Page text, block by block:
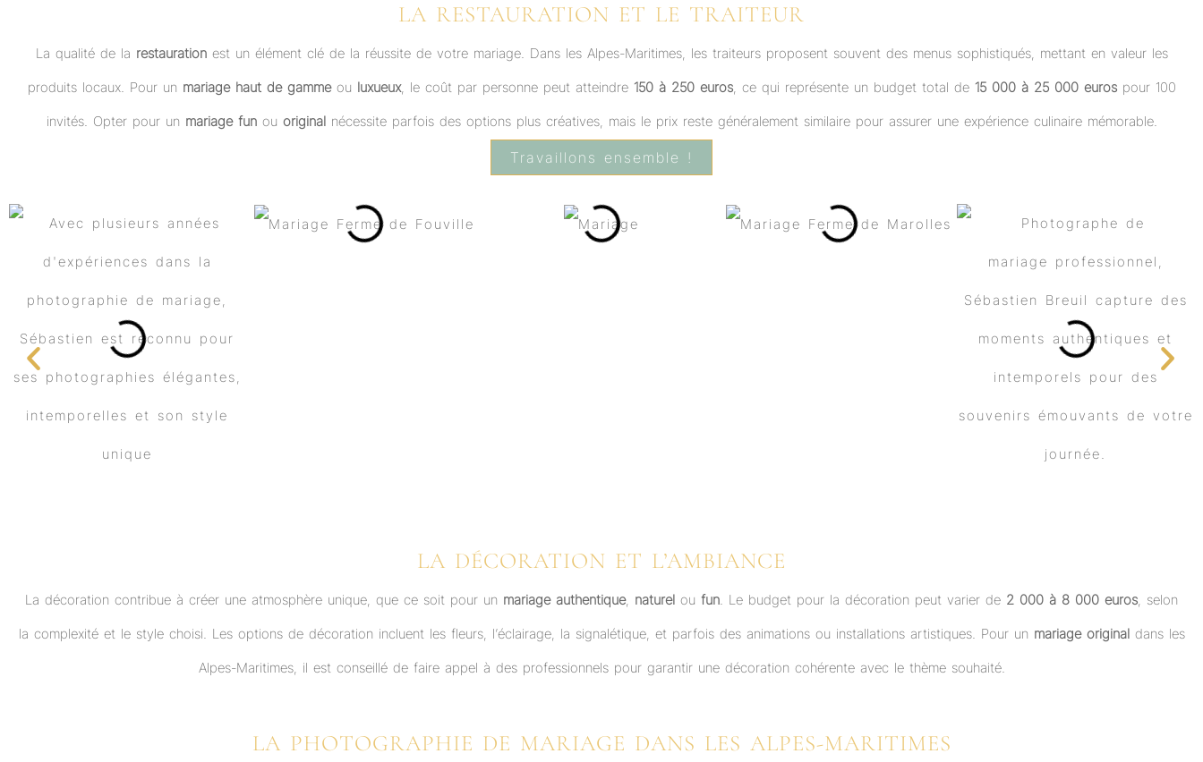
LA RESTAURATION ET LE TRAITEUR
La qualité de la restaurationest un élément clé de la réussite de votre mariage. Dans les Alpes-Maritimes, les traiteurs proposent souvent des menus sophistiqués, mettant en valeur les
produits locaux. Pour un mariage haut de gammeou luxueux, le coût par personne peut atteindre 150 à 250 euros, ce qui représente un budget total de 15 000 à 25 000 eurospour 100
invités. Opter pour un mariage funou originalnécessite parfois des options plus créatives, mais le prix reste généralement similaire pour assurer une expérience culinaire mémorable.
Travaillons ensemble !
LA DÉCORATION ET L’AMBIANCE
La décoration contribue à créer une atmosphère unique, que ce soit pour un mariage authentique, naturel ou fun. Le budget pour la décoration peut varier de 2 000 à 8 000 euros, selon
la complexité et le style choisi. Les options de décoration incluent les fleurs, l’éclairage, la signalétique, et parfois des animations ou installations artistiques. Pour un mariage originaldans les
Alpes-Maritimes, il est conseillé de faire appel à des professionnels pour garantir une décoration cohérente avec le thème souhaité.
LA PHOTOGRAPHIE DE MARIAGE DANS LES ALPES-MARITIMES